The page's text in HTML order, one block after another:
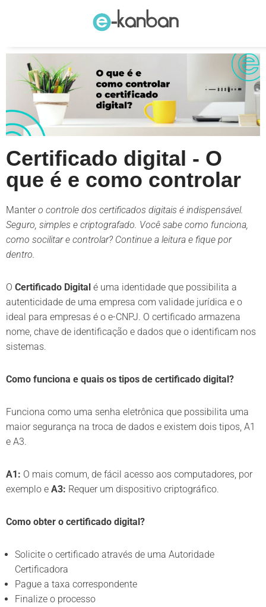
conteúdo
Certificado digital - O
que é e como controlar
Mantero controle dos certificados digitais é indispensável.
Seguro, simples e criptografado. Você sabe como funciona,
como socilitar e controlar? Continue a leitura e fique por
dentro.
O Certificado Digital é uma identidade que possibilita a
autenticidade de uma empresa com validade jurídica e o
ideal para empresas é o e-CNPJ. O certificado armazena
nome, chave de identificação e dados que o identificam nos
sistemas.
Como funciona e quais os tipos de certificado digital?
Funciona como uma senha eletrônica que possibilita uma
maior segurança na troca de dados e existem dois tipos, A1
e A3.
A1: O mais comum, de fácil acesso aos computadores, por
exemplo e A3: Requer um dispositivo criptográfico.
Como obter o certificado digital?
Solicite o certificado através de uma Autoridade
Certificadora
Pague a taxa correspondente
Finalize o processo